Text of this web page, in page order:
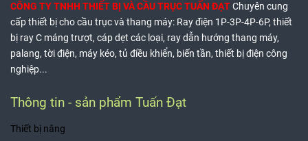
CÔNG TY TNHH THIẾT BỊ VÀ CẦU TRỤC TUẤN ĐẠTChuyên cung
cấp thiết bị cho cầu trục và thang máy: Ray điện 1P-3P-4P-6P, thiết
bị ray C máng trượt, cáp dẹt các loại, ray dẫn hướng thang máy,
palang, tời điện, máy kéo, tủ điều khiển, biến tần, thiết bị điện công
nghiệp...
Thông tin - sản phẩm Tuấn Đạt
Thiết bị nâng